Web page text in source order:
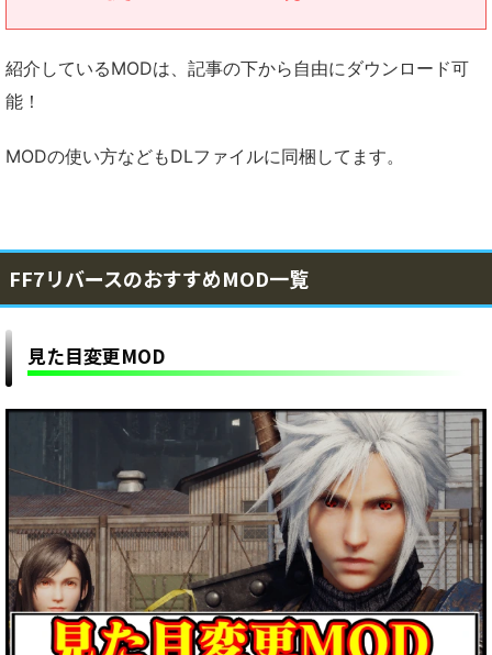
紹介しているMODは、記事の下から自由にダウンロード可
能！
MODの使い方などもDLファイルに同梱してます。
FF7リバースのおすすめMOD一覧
見た目変更MOD